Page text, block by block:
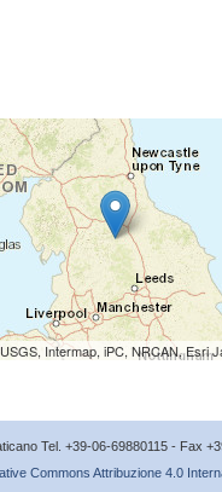
Intermap, iPC, NRCAN, Esri
Tel. +39-06-69880115 - Fax
Commons Attribuzione 4.0